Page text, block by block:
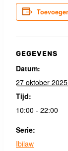
GEGEVENS
Datum:
27 oktober 2025
Tijd:
10:00 - 22:00
Serie:
Ibilaw